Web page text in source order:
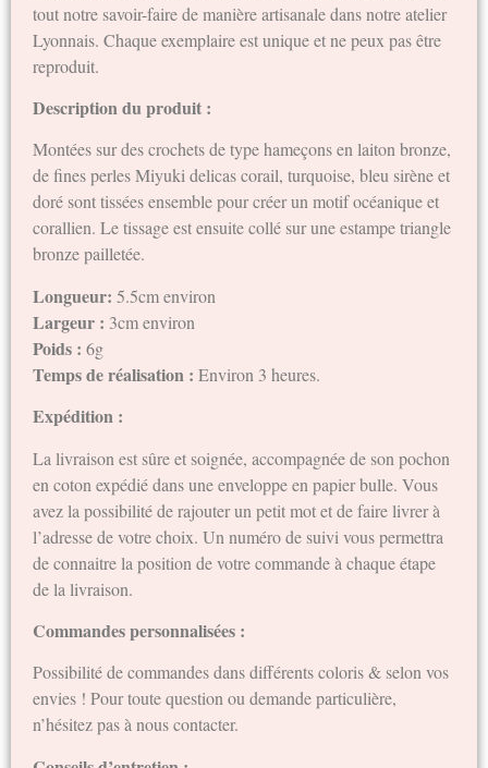
tout notre savoir-faire de manière artisanale dans notre atelier
Lyonnais. Chaque exemplaire est unique et ne peux pas être
reproduit.
Description du produit :
Montées sur des crochets de type hameçons en laiton bronze,
de fines perles Miyuki delicas corail, turquoise, bleu sirène et
doré sont tissées ensemble pour créer un motif océanique et
corallien. Le tissage est ensuite collé sur une estampe triangle
bronze pailletée.
Longueur: 5.5cm environ
Largeur : 3cm environ
Poids : 6g
Temps de réalisation : Environ 3 heures.
Expédition :
La livraison est sûre et soignée, accompagnée de son pochon
en coton expédié dans une enveloppe en papier bulle. Vous
avez la possibilité de rajouter un petit mot et de faire livrer à
l’adresse de votre choix. Un numéro de suivi vous permettra
de connaitre la position de votre commande à chaque étape
de la livraison.
Commandes personnalisées :
Possibilité de commandes dans différents coloris & selon vos
envies ! Pour toute question ou demande particulière,
n’hésitez pas à nous contacter.